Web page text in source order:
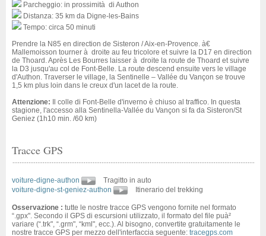
Parcheggio: in prossimità di Authon
Distanza: 35 km da Digne-les-Bains
Tempo: circa 50 minuti
Prendre la N85 en direction de Sisteron / Aix-en-Provence. à€
Mallemoisson tourner à droite au feu tricolore et suivre la D17 en direction
de Thoard. Après Les Bourres laisser à droite la route de Thoard et suivre
la D3 jusqu'au col de Font-Belle. La route descend ensuite vers le village
d'Authon. Traverser le village, la Sentinelle – Vallée du Vançon se trouve
1,5 km plus loin dans le creux d'un lacet de la route.
Attenzione:
Il colle di Font-Belle d'inverno è chiuso al traffico. In questa
stagione, l'accesso alla Sentinella-Vallée du Vançon si fa da Sisteron/St
Geniez (1h10 min. /60 km)
Tracce GPS
voiture-digne-authon
Tragitto in auto
voiture-digne-st-geniez-authon
Itinerario del trekking
Osservazione : tutte le nostre tracce GPS vengono fornite nel formato
“.gpx". Secondo il GPS di escursioni utilizzato, il formato del file puà²
variare (“.trk", “.grm", “kml", ecc.). Al bisogno, convertite gratuitamente le
nostre tracce GPS per mezzo dell'interfaccia seguente: tracegps.com